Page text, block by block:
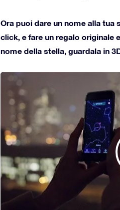
Ora puoi dare un nome alla tua
click, e fare un regalo originale
nome della stella, guardala in